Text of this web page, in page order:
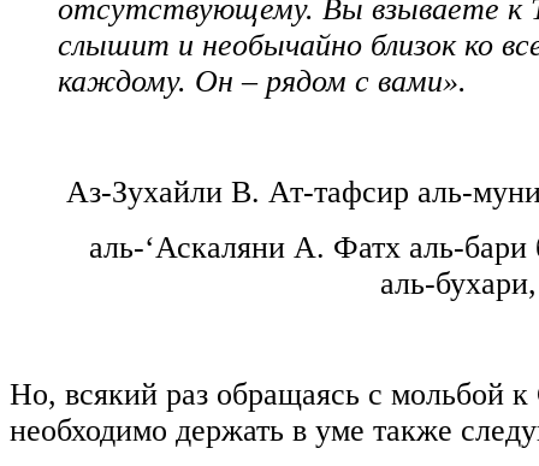
отсутствующему. Вы взываете к
слышит и необычайно близок ко
каждому. Он – рядом с вами».
Аз-Зухайли В. Ат-тафсир аль-
аль-‘Аскаляни А. Фатх аль-
аль-
Но, всякий раз обращаясь с мольбой к
необходимо держать в уме также